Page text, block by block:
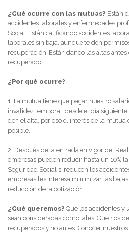
¿Qué ocurre con las mutuas? Están
accidentes laborales y enfermedades
Social. Están calificando accidentes
laborales sin baja, aunque te den
recuperación. Están dando las altas
recuperado.
¿Por qué ocurre?
1. La mutua tiene que pagar nuestro
invalidez temporal, desde el día
den el alta, por eso el interés de la mutua
posible.
2. Después de la entrada en vigor del
empresas pueden reducir hasta un 10%
Seguridad Social si reducen los
empresas les interesa minimizar las
reducción de la cotización.
¿Qué queremos? Que los accidentes y
sean consideradas como tales. Que nos
recuperados y no antes. Conocer